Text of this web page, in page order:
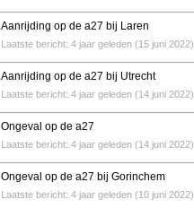
Aanrijding op de a27 bij Laren
Laatste bericht: 4 jaar geleden (15 juni 2022)
Aanrijding op de a27 bij Utrecht
Laatste bericht: 4 jaar geleden (14 juni 2022)
Ongeval op de a27
Laatste bericht: 4 jaar geleden (14 juni 2022)
Ongeval op de a27 bij Gorinchem
Laatste bericht: 4 jaar geleden (10 juni 2022)